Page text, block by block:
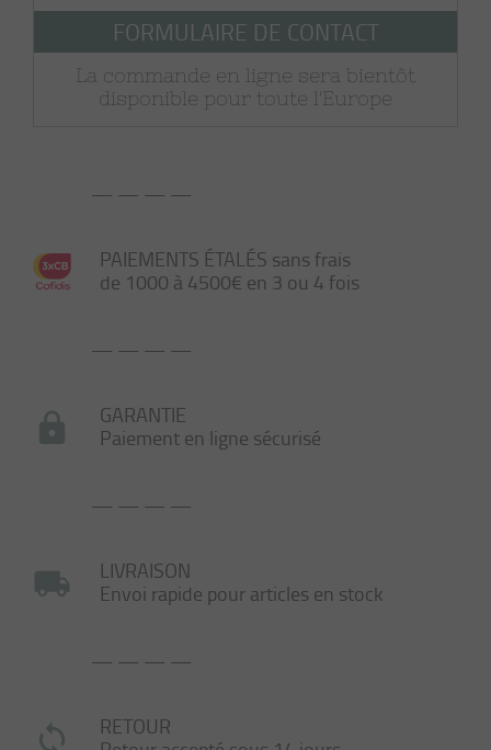
FORMULAIRE DE CONTACT
La commande en ligne sera bientôt
disponible pour toute l'Europe
— — — —
PAIEMENTS ÉTALÉS sans frais
de 1000 à 4500€ en 3 ou 4 fois
— — — —
GARANTIE
Paiement en ligne sécurisé
— — — —
LIVRAISON
Envoi rapide pour articles en stock
— — — —
RETOUR